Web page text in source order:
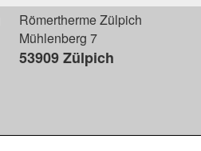
Römertherme Zülpich
Mühlenberg 7
53909 Zülpich